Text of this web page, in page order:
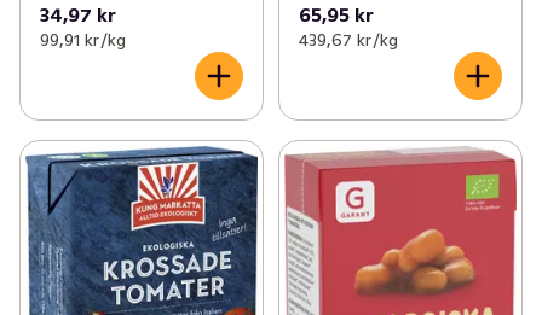
34,97 kr
99,91 kr /kg
65,95 kr
439,67 kr /kg